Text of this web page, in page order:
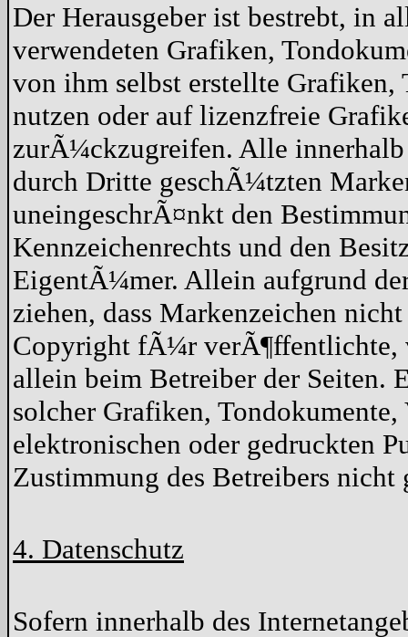
Der Herausgeber ist bestrebt, in
verwendeten Grafiken,
von ihm selbst erstellte Grafiken,
nutzen oder auf lizenzfreie
zurÃ¼ckzugreifen. Alle innerhalb
durch Dritte geschÃ¼tzten
uneingeschrÃ¤nkt den
Kennzeichenrechts und den
EigentÃ¼mer. Allein aufgrund
ziehen, dass Markenzeichen
Copyright fÃ¼r verÃ¶ffentlichte,
allein beim Betreiber der Seiten.
solcher Grafiken,
elektronischen oder gedruckten
Zustimmung des Betreibers nicht
4. Datenschutz
Sofern innerhalb des